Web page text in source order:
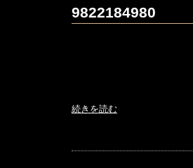
9822184980
続きを読む